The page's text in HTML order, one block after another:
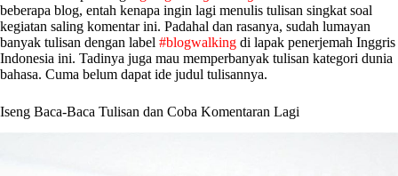
beberapa blog, entah kenapa ingin lagi menulis tulisan singkat soal
kegiatan saling komentar ini. Padahal dan rasanya, sudah lumayan
banyak tulisan dengan label #blogwalking di lapak penerjemah Inggris
Indonesia ini. Tadinya juga mau memperbanyak tulisan kategori dunia
bahasa. Cuma belum dapat ide judul tulisannya.
Iseng Baca-Baca Tulisan dan Coba Komentaran Lagi